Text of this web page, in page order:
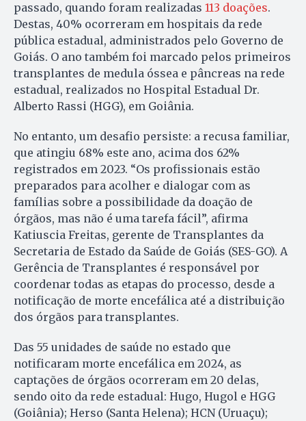
passado, quando foram realizadas 113 doações.
Destas, 40% ocorreram em hospitais da rede
pública estadual, administrados pelo Governo de
Goiás. O ano também foi marcado pelos primeiros
transplantes de medula óssea e pâncreas na rede
estadual, realizados no Hospital Estadual Dr.
Alberto Rassi (HGG), em Goiânia.
No entanto, um desafio persiste: a recusa familiar,
que atingiu 68% este ano, acima dos 62%
registrados em 2023. “Os profissionais estão
preparados para acolher e dialogar com as
famílias sobre a possibilidade da doação de
órgãos, mas não é uma tarefa fácil”, afirma
Katiuscia Freitas, gerente de Transplantes da
Secretaria de Estado da Saúde de Goiás (SES-GO). A
Gerência de Transplantes é responsável por
coordenar todas as etapas do processo, desde a
notificação de morte encefálica até a distribuição
dos órgãos para transplantes.
Das 55 unidades de saúde no estado que
notificaram morte encefálica em 2024, as
captações de órgãos ocorreram em 20 delas,
sendo oito da rede estadual: Hugo, Hugol e HGG
(Goiânia); Herso (Santa Helena); HCN (Uruaçu);